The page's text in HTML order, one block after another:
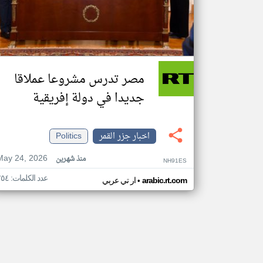
مصر تدرس مشروعا عملاقا
جديدا في دولة إفريقية
اخبار جزر القمر
Politics
24, 2026
منذ شهرين NH91ES
ار تي عربي• arabic.rt.com عدد الكلمات: ٢٥٤